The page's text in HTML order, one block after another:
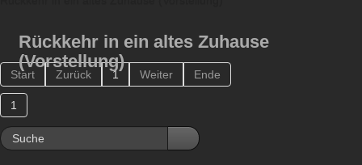
Rückkehr in ein altes Zuhause
(Vorstellung)
Start Zurück 1 Weiter Ende
1